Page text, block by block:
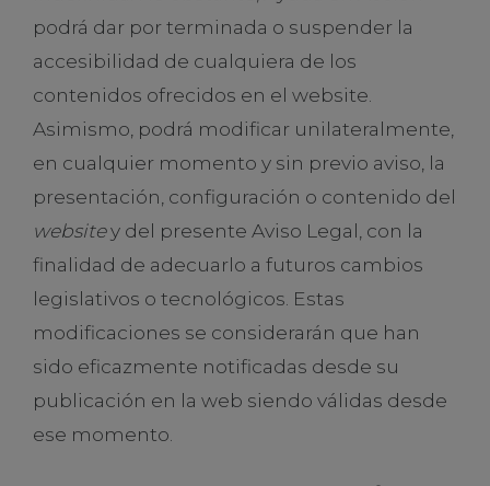
podrá dar por terminada o suspender la
accesibilidad de cualquiera de los
contenidos ofrecidos en el website.
Asimismo, podrá modificar unilateralmente,
en cualquier momento y sin previo aviso, la
presentación, configuración o contenido del
websitey del presente Aviso Legal, con la
finalidad de adecuarlo a futuros cambios
legislativos o tecnológicos. Estas
modificaciones se considerarán que han
sido eficazmente notificadas desde su
publicación en la web siendo válidas desde
ese momento.